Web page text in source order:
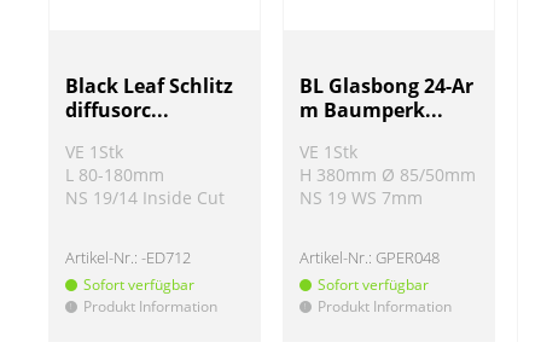
Black Leaf Schlitz
diffusorc...
VE 1Stk
L 80-180mm
NS 19/14 Inside Cut
Artikel-Nr.: -ED712
Sofort verfügbar
! Produkt Information
BL Glasbong 24-Ar
m Baumperk...
VE 1Stk
H 380mm Ø 85/50mm
NS 19 WS 7mm
Artikel-Nr.: GPER048
Sofort verfügbar
! Produkt Information